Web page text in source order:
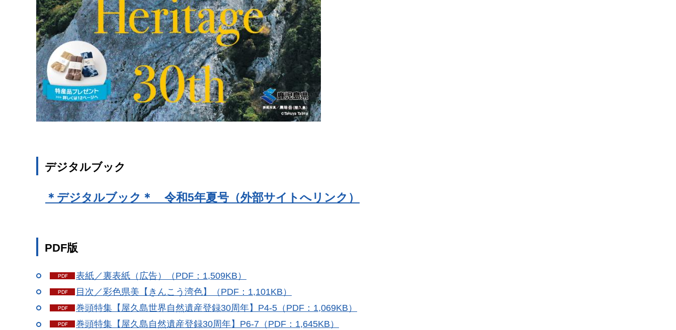
デジタルブック
＊デジタルブック＊ 令和5年夏号（外部サイトへリンク）
PDF版
表紙／裏表紙（広告）（PDF：1,509KB）
目次／彩色県美【きんこう湾色】（PDF：1,101KB）
巻頭特集【屋久島世界自然遺産登録30周年】P4-5（PDF：1,069KB）
巻頭特集【屋久島自然遺産登録30周年】P6-7（PDF：1,645KB）